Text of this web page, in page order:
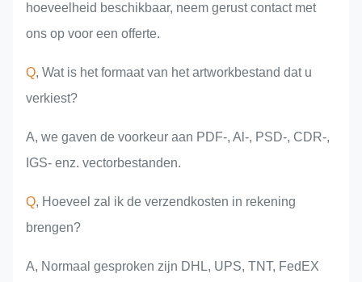
hoeveelheid beschikbaar, neem gerust contact met
ons op voor een offerte.
Q, Wat is het formaat van het artworkbestand dat u
verkiest?
A, we gaven de voorkeur aan PDF-, Al-, PSD-, CDR-,
IGS- enz. vectorbestanden.
Q, Hoeveel zal ik de verzendkosten in rekening
brengen?
A, Normaal gesproken zijn DHL, UPS, TNT, FedEX